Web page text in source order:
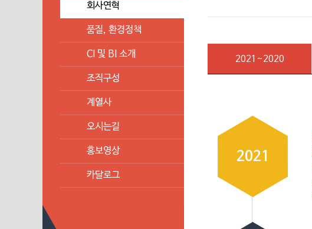
회사연혁
품질, 환경정책
CI 및 BI 소개
조직구성
계열사
오시는길
홍보영상
카달로그
2021~2020
2021